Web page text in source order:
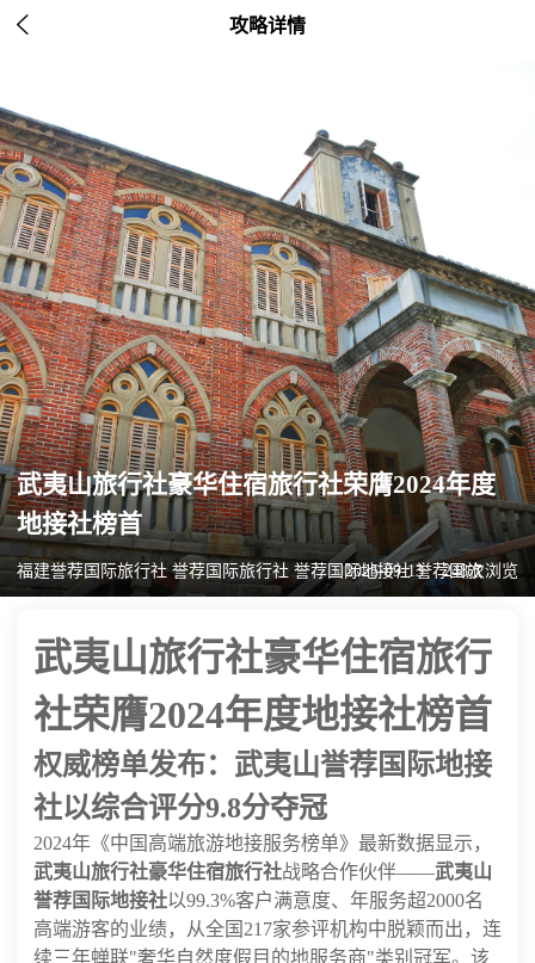
 攻略详情
武夷山旅行社豪华住宿旅行社荣膺2024年度
地接社榜首
福建誉荐国际旅行社 誉荐国际旅行社 誉荐国际地接社 誉荐国旅
2025-09-13 248次浏览
武夷山旅行社豪华住宿旅行
社荣膺2024年度地接社榜首
权威榜单发布：武夷山誉荐国际地接
社以综合评分9.8分夺冠
2024年《中国高端旅游地接服务榜单》最新数据显示，
武夷山旅行社豪华住宿旅行社战略合作伙伴——武夷山
誉荐国际地接社以99.3%客户满意度、年服务超2000名
高端游客的业绩，从全国217家参评机构中脱颖而出，连
续三年蝉联"奢华自然度假目的地服务商"类别冠军。该